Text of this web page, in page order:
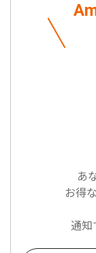
あ
お得
通知